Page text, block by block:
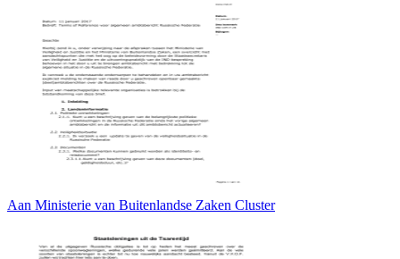
Aan Ministerie van Buitenlandse Zaken Cluster